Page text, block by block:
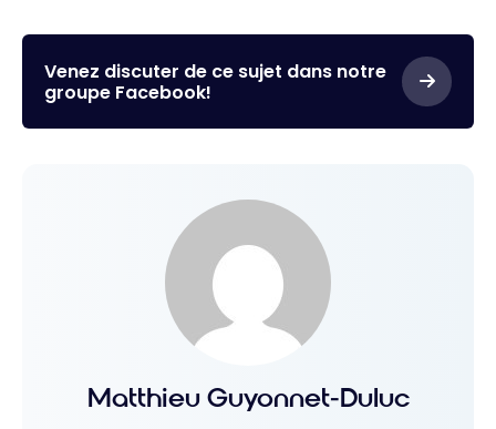
Venez discuter de ce sujet dans notre
groupe Facebook!
Matthieu Guyonnet-Duluc